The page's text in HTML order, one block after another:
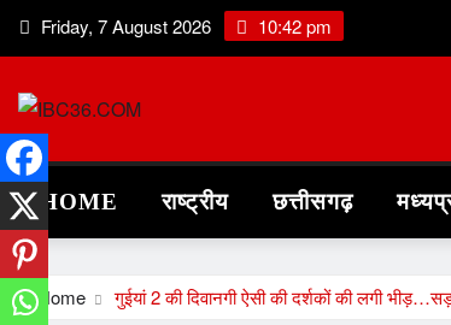
Skip Friday, 7 August 2026 10:42 pm
HOME राष्ट्रीय छत्तीसगढ़
Home गुईयां 2 की दिवानगी ऐसी की दर्शकों की लगी